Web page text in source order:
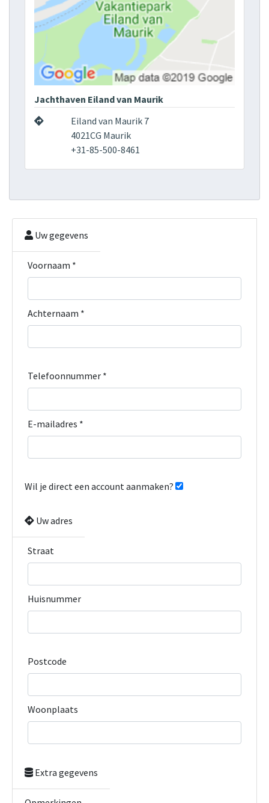
Jachthaven Eiland van Maurik
Eiland van Maurik 7
4021CG Maurik
+31-85-500-8461
Uw gegevens
Voornaam *
Achternaam *
Telefoonnummer *
E-mailadres *
Wil je direct een account aanmaken?
Uw adres
Straat
Huisnummer
Postcode
Woonplaats
Extra gegevens